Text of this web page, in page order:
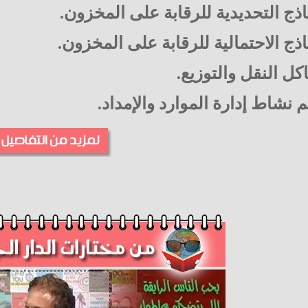
التحديدية للرقابة على المخزون.
الاحتمالية للرقابة على المخزون.
النقل والتوزيع.
نشاط إدارة الموارد والإمداد.